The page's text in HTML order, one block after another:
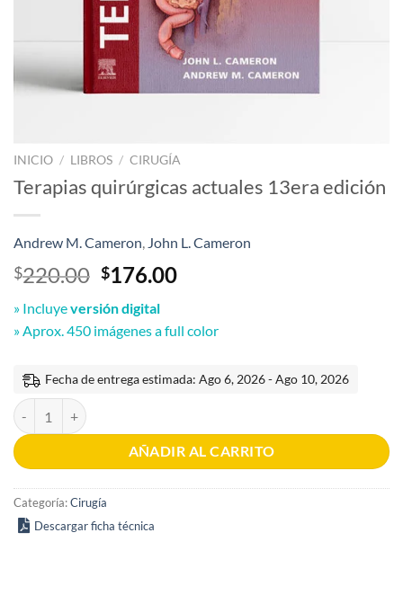
INICIO / LIBROS / CIRUGÍA
Terapias quirúrgicas actuales 13era edición
Andrew M. Cameron, John L. Cameron
$220.00 El
original
era:
$176.00El
es:
» Incluyeversión digital
» Aprox. 450 imágenes a full color
Fecha de entrega estimada: Ago 6, 2026 - Ago 10, 2026
Terapias quirúrgicas actuales 13era edición cantidad
AÑADIR AL CARRITO
Categoría:Cirugía
Descargar ficha técnica